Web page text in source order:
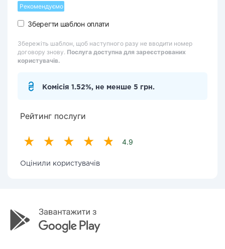
Рекомендуємо
Зберегти шаблон оплати
Збережіть шаблон, щоб наступного разу не вводити номер
договору знову. Послуга доступна для зареєстрованих
користувачів.
Комісія 1.52%, не менше 5 грн.
Рейтинг послуги
4.9
Оцінили користувачів